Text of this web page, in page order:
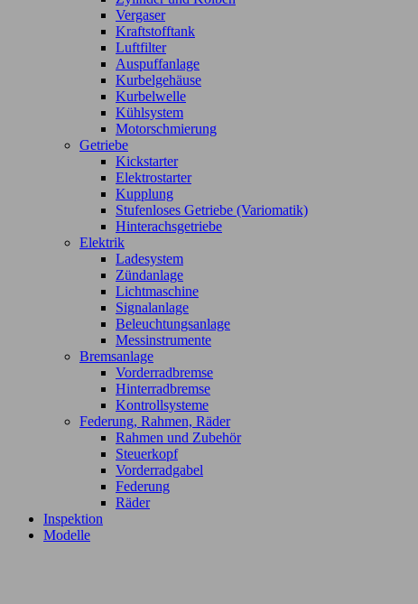
Vergaser
Kraftstofftank
Luftfilter
Auspuffanlage
Kurbelgehäuse
Kurbelwelle
Kühlsystem
Motorschmierung
Getriebe
Kickstarter
Elektrostarter
Kupplung
Stufenloses Getriebe (Variomatik)
Hinterachsgetriebe
Elektrik
Ladesystem
Zündanlage
Lichtmaschine
Signalanlage
Beleuchtungsanlage
Messinstrumente
Bremsanlage
Vorderradbremse
Hinterradbremse
Kontrollsysteme
Federung, Rahmen, Räder
Rahmen und Zubehör
Steuerkopf
Vorderradgabel
Federung
Räder
Inspektion
Modelle